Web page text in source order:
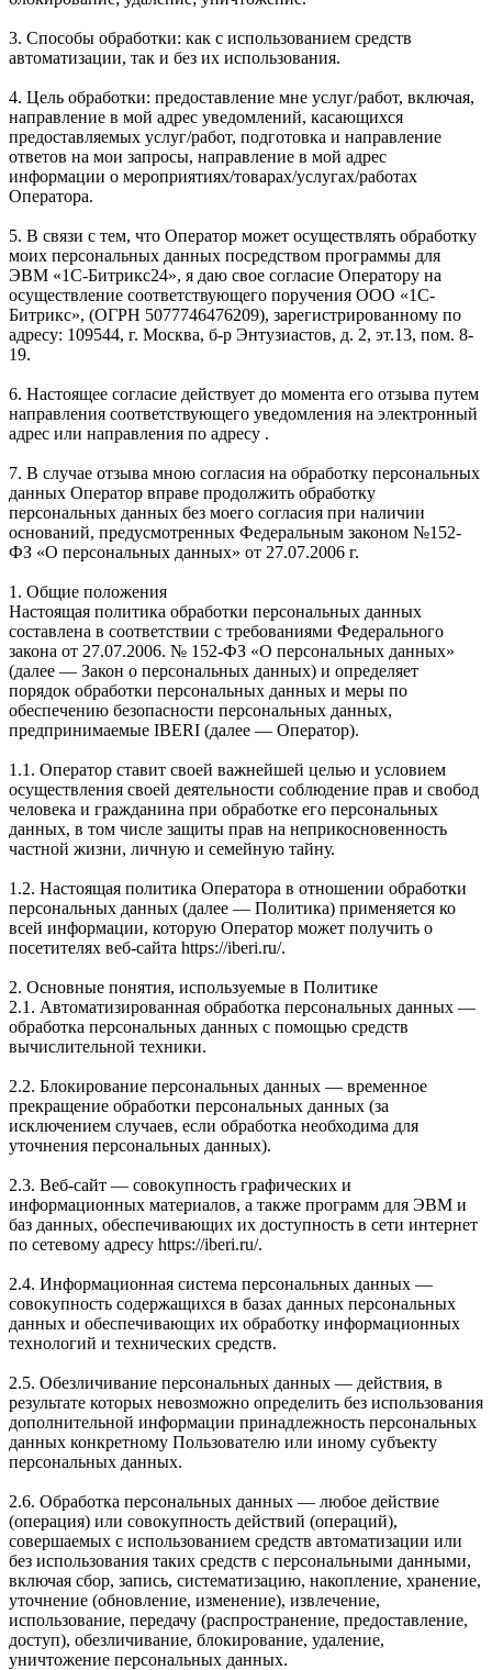
3. Способы обработки: как с использованием средств
автоматизации, так и без их использования.
4. Цель обработки: предоставление мне услуг/работ, включая,
направление в мой адрес уведомлений, касающихся
предоставляемых услуг/работ, подготовка и направление
ответов на мои запросы, направление в мой адрес
информации о мероприятиях/товарах/услугах/работах
Оператора.
5. В связи с тем, что Оператор может осуществлять обработку
моих персональных данных посредством программы для
ЭВМ «1С-Битрикс24», я даю свое согласие Оператору на
осуществление соответствующего поручения ООО «1С-
Битрикс», (ОГРН 5077746476209), зарегистрированному по
адресу: 109544, г. Москва, б-р Энтузиастов, д. 2, эт.13, пом. 8-
19.
6. Настоящее согласие действует до момента его отзыва путем
направления соответствующего уведомления на электронный
адрес или направления по адресу .
7. В случае отзыва мною согласия на обработку персональных
данных Оператор вправе продолжить обработку
персональных данных без моего согласия при наличии
оснований, предусмотренных Федеральным законом №152-
ФЗ «О персональных данных» от 27.07.2006 г.
1. Общие положения
Настоящая политика обработки персональных данных
составлена в соответствии с требованиями Федерального
закона от 27.07.2006. № 152-ФЗ «О персональных данных»
(далее — Закон о персональных данных) и определяет
порядок обработки персональных данных и меры по
обеспечению безопасности персональных данных,
предпринимаемые IBERI (далее — Оператор).
1.1. Оператор ставит своей важнейшей целью и условием
осуществления своей деятельности соблюдение прав и свобод
человека и гражданина при обработке его персональных
данных, в том числе защиты прав на неприкосновенность
частной жизни, личную и семейную тайну.
1.2. Настоящая политика Оператора в отношении обработки
персональных данных (далее — Политика) применяется ко
всей информации, которую Оператор может получить о
посетителях веб-сайта https://iberi.ru/.
2. Основные понятия, используемые в Политике
2.1. Автоматизированная обработка персональных данных —
обработка персональных данных с помощью средств
вычислительной техники.
2.2. Блокирование персональных данных — временное
прекращение обработки персональных данных (за
исключением случаев, если обработка необходима для
уточнения персональных данных).
2.3. Веб-сайт — совокупность графических и
информационных материалов, а также программ для ЭВМ и
баз данных, обеспечивающих их доступность в сети интернет
по сетевому адресу https://iberi.ru/.
2.4. Информационная система персональных данных —
совокупность содержащихся в базах данных персональных
данных и обеспечивающих их обработку информационных
технологий и технических средств.
2.5. Обезличивание персональных данных — действия, в
результате которых невозможно определить без использования
дополнительной информации принадлежность персональных
данных конкретному Пользователю или иному субъекту
персональных данных.
2.6. Обработка персональных данных — любое действие
(операция) или совокупность действий (операций),
совершаемых с использованием средств автоматизации или
без использования таких средств с персональными данными,
включая сбор, запись, систематизацию, накопление, хранение,
уточнение (обновление, изменение), извлечение,
использование, передачу (распространение, предоставление,
доступ), обезличивание, блокирование, удаление,
уничтожение персональных данных.